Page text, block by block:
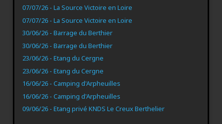
07/07/26 - La Source Victoire en Loire
07/07/26 - La Source Victoire en Loire
30/06/26 - Barrage du Berthier
30/06/26 - Barrage du Berthier
23/06/26 - Etang du Cergne
23/06/26 - Etang du Cergne
16/06/26 - Camping d'Arpheuilles
16/06/26 - Camping d'Arpheuilles
09/06/26 - Etang privé KNDS Le Creux Berthelier